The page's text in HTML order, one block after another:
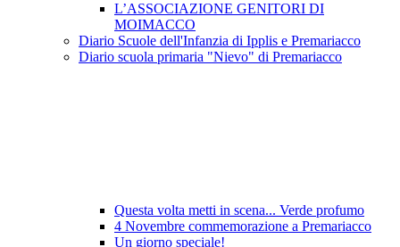
L’ASSOCIAZIONE GENITORI DI
MOIMACCO
Diario Scuole dell'Infanzia di Ipplis e Premariacco
Diario scuola primaria "Nievo" di Premariacco
Questa volta metti in scena... Verde profumo
4 Novembre commemorazione a Premariacco
Un giorno speciale!